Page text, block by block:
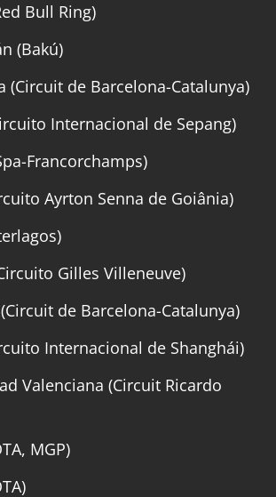
Bull Ring)
(Bakú)
(Circuit de Barcelona-Catalunya)
Internacional de Sepang)
Francorchamps)
Ayrton Senna de Goiânia)
Gilles Villeneuve)
de Barcelona-Catalunya)
Internacional de Shanghái)
Valenciana (Circuit Ricardo
MGP)